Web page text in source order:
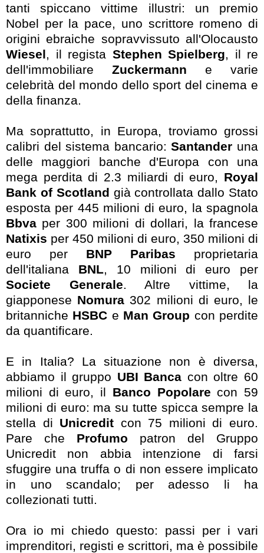
tanti spiccano vittime illustri: un premio
Nobel per la pace, uno scrittore romeno di
origini ebraiche sopravvissuto all'Olocausto
Wiesel, il regista Stephen Spielberg, il re
dell'immobiliare Zuckermann e varie
celebrità del mondo dello sport del cinema e
della finanza.
Ma soprattutto, in Europa, troviamo grossi
calibri del sistema bancario:Santander una
delle maggiori banche d'Europa con una
mega perdita di 2.3 miliardi di euro, Royal
Bank of Scotland già controllata dallo Stato
esposta per 445 milioni di euro, la spagnola
Bbva per 300 milioni di dollari, la francese
Natixis per 450 milioni di euro, 350 milioni di
euro per BNP Paribas proprietaria
dell'italiana BNL, 10 milioni di euro per
Societe Generale. Altre vittime, la
giapponese Nomura 302 milioni di euro, le
britanniche HSBC e Man Group con perdite
da quantificare.
E in Italia? La situazione non è diversa,
abbiamo il gruppo UBI Banca con oltre 60
milioni di euro, il Banco Popolare con 59
milioni di euro: ma su tutte spicca sempre la
stella di Unicredit con 75 milioni di euro.
Pare che Profumo patron del Gruppo
Unicredit non abbia intenzione di farsi
sfuggire una truffa o di non essere implicato
in uno scandalo; per adesso li ha
collezionati tutti.
Ora io mi chiedo questo: passi per i vari
imprenditori, registi e scrittori, ma è possibile